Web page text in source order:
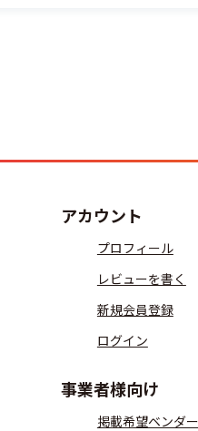
アカウント
プロフィール
レビューを書く
新規会員登録
ログイン
事業者様向け
掲載希望ベンダ